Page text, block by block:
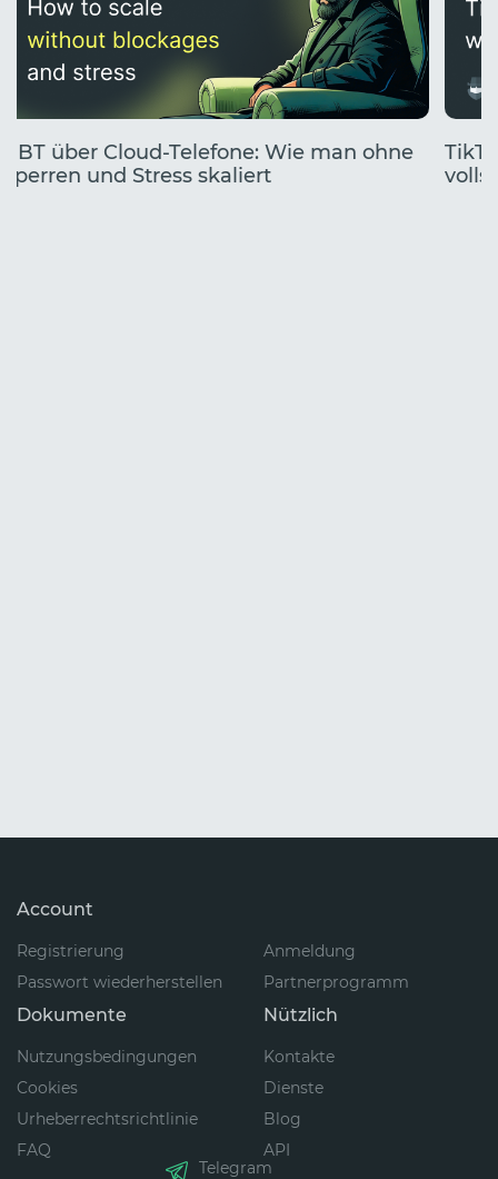
UBT über Cloud-Telefone: Wie man ohne
Sperren und Stress skaliert
Account
Registrierung
Anmeldung
Passwort wiederherstellen
Partnerprogramm
Dokumente
Nutzungsbedingungen
Cookies
Urheberrechtsrichtlinie
FAQ
Nützlich
Kontakte
Dienste
Blog
API
Telegram